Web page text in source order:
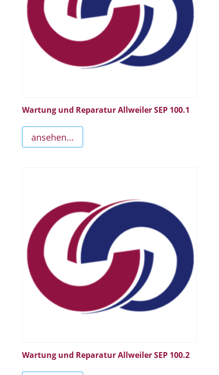
Wartung und Reparatur Allweiler SEP 100.1
ansehen...
Wartung und Reparatur Allweiler SEP 100.2